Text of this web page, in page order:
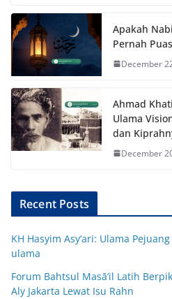
Apakah
Pernah
December
Ahmad
Ulama
dan
December
Recent Posts
KH Hasyim Asy’ari: Ulama
ulama
Forum Bahtsul Masā’il Latih
Aly Jakarta Lewat Isu Rahn